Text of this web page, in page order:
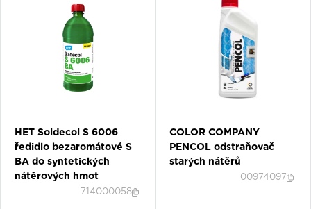
HET Soldecol S 6006
ředidlo bezaromátové S
BA do syntetických
nátěrových hmot
714000058
COLOR COMPANY
PENCOL odstraňovač
starých nátěrů
00974097